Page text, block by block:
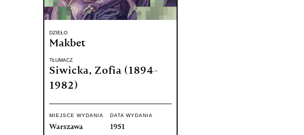
DZIEŁO
Makbet
TŁUMACZ
Siwicka, Zofia (1894-
1982)
MIEJSCE WYDANIA
Warszawa
DATA WYDANIA
1951